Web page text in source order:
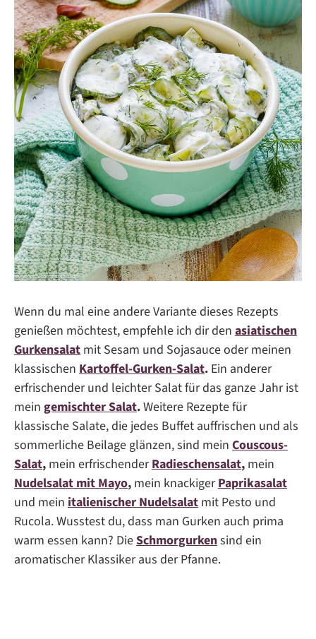
Wenn du mal eine andere Variante dieses Rezepts
genießen möchtest, empfehle ich dir den asiatischen
Gurkensalat mit Sesam und Sojasauce oder meinen
klassischen Kartoffel-Gurken-Salat. Ein anderer
erfrischender und leichter Salat für das ganze Jahr ist
mein gemischter Salat.Weitere Rezepte für
klassische Salate, die jedes Buffet auffrischen und als
sommerliche Beilage glänzen, sind mein Couscous-
Salat, mein erfrischenderRadieschensalat, mein
Nudelsalat mit Mayo, mein knackigerPaprikasalat
und mein italienischer Nudelsalat mit Pesto und
Rucola. Wusstest du, dass man Gurken auch prima
warm essen kann? DieSchmorgurkensind ein
aromatischer Klassiker aus der Pfanne.